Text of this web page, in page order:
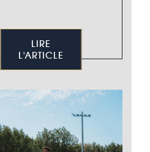
LIRE
L'ARTICLE